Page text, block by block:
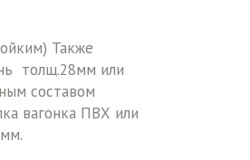
Также
толщ.28мм или
составом
вагонка ПВХ или